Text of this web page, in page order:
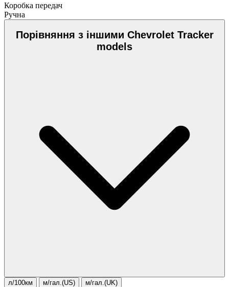
Коробка передач
Ручна
Порівняння з іншими Chevrolet Tracker
models
л/100км м/гал.(US) м/гал.(UK)